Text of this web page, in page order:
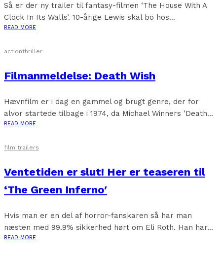
Så er der ny trailer til fantasy-filmen ‘The House With A
Clock In Its Walls’. 10-årige Lewis skal bo hos...
READ MORE
actionthriller
Filmanmeldelse: Death Wish
Hævnfilm er i dag en gammel og brugt genre, der for
alvor startede tilbage i 1974, da Michael Winners ’Death...
READ MORE
film trailers
Ventetiden er slut! Her er teaseren til
‘The Green Inferno′
Hvis man er en del af horror-fanskaren så har man
næsten med 99.9% sikkerhed hørt om Eli Roth. Han har...
READ MORE